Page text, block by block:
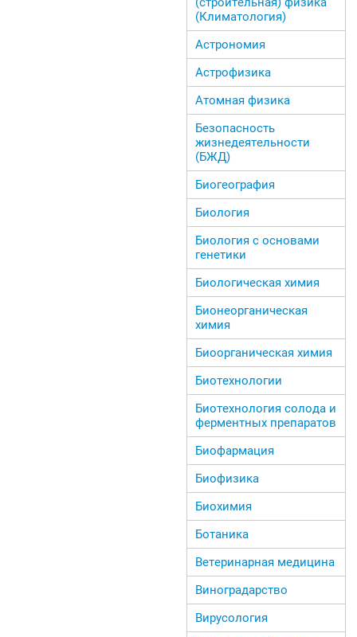
(Климатология)
Астрономия
Астрофизика
Атомная физика
Безопасность
жизнедеятельности
(БЖД)
Биогеография
Биология
Биология с основами
генетики
Биологическая химия
Бионеорганическая
химия
Биоорганическая химия
Биотехнологии
Биотехнология солода и
ферментных препаратов
Биофармация
Биофизика
Биохимия
Ботаника
Ветеринарная медицина
Виноградарство
Вирусология